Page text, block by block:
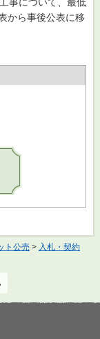
から事後公表に移
ト公売 > 入札・契約